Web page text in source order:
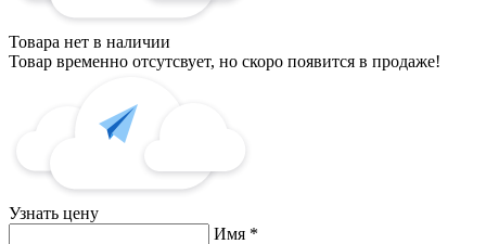
Товара нет в наличии
Товар временно отсутсвует, но скоро появится в продаже!
Узнать цену
Имя *